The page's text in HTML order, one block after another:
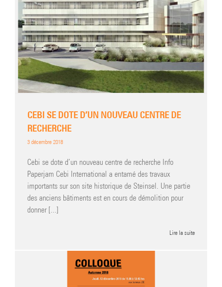
CEBI SE DOTE D’UN NOUVEAU CENTRE DE
RECHERCHE
3 décembre 2018
Cebi se dote d’un nouveau centre de recherche Info
Paperjam Cebi International a entamé des travaux
importants sur son site historique de Steinsel. Une partie
des anciens bâtiments est en cours de démolition pour
donner [...]
Lire la suite